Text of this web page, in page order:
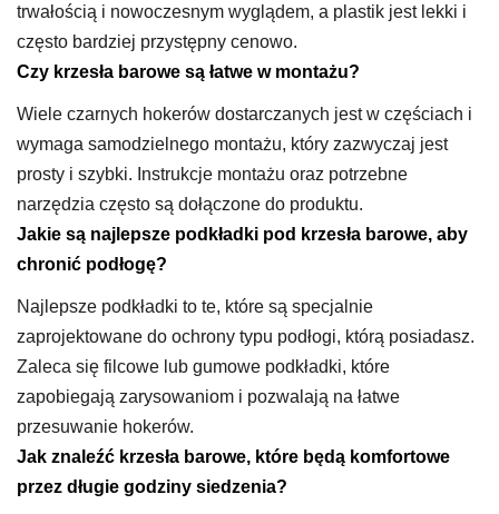
trwałością i nowoczesnym wyglądem, a plastik jest lekki i
często bardziej przystępny cenowo.
Czy krzesła barowe są łatwe w montażu?
Wiele czarnych hokerów dostarczanych jest w częściach i
wymaga samodzielnego montażu, który zazwyczaj jest
prosty i szybki. Instrukcje montażu oraz potrzebne
narzędzia często są dołączone do produktu.
Jakie są najlepsze podkładki pod krzesła barowe, aby
chronić podłogę?
Najlepsze podkładki to te, które są specjalnie
zaprojektowane do ochrony typu podłogi, którą posiadasz.
Zaleca się filcowe lub gumowe podkładki, które
zapobiegają zarysowaniom i pozwalają na łatwe
przesuwanie hokerów.
Jak znaleźć krzesła barowe, które będą komfortowe
przez długie godziny siedzenia?